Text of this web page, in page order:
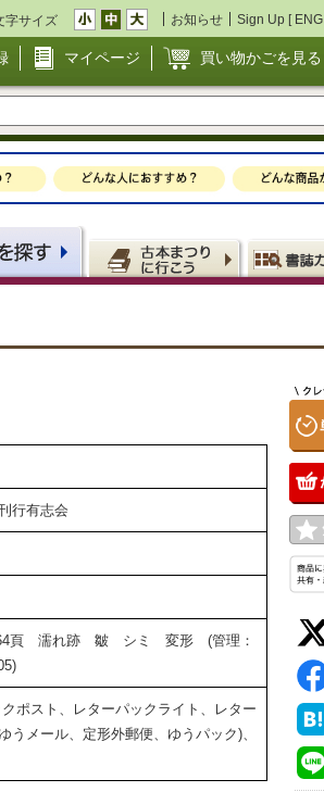
字サイズ お知らせ Sign Up [ ENG
マイページ 買い物かごを見る
行有志会
頁 濡れ跡 皺 シミ 変形 (管理：
ポスト、レターパックライト、レター
うメール、定形外郵便、ゆうパック)、